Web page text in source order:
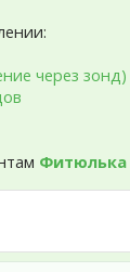
через зонд)
Фитюлька